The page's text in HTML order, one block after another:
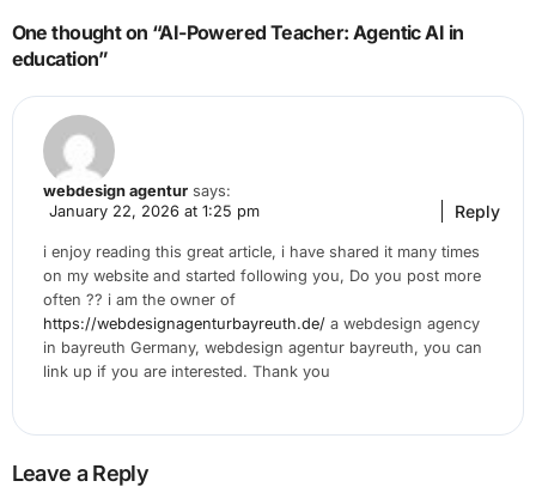
One thought on “AI-Powered Teacher: Agentic AI in
education”
webdesign agentur says:
January 22, 2026 at 1:25 pm
i enjoy reading this great article, i have shared it many times
on my website and started following you, Do you post more
often ?? i am the owner of
https://webdesignagenturbayreuth.de/ a webdesign agency
in bayreuth Germany, webdesign agentur bayreuth, you can
link up if you are interested. Thank you
Reply
Leave a Reply